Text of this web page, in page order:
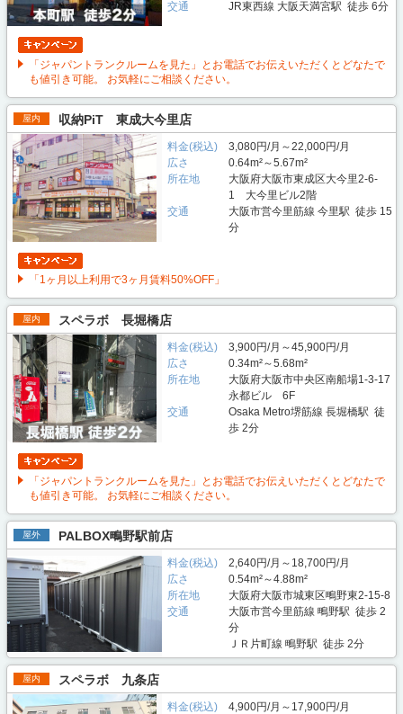
交通
JR東西線 大阪天満宮駅 徒歩 6分
「ジャパントランクルームを見た」とお電話でお伝えいただくとどなたで
も値引き可能。 お気軽にご相談ください。
屋内 収納PiT 東成大今里店
料金(税込)
3,080円/月～22,000円/月
広さ
0.64m²～5.67m²
所在地
大阪府大阪市東成区大今里2-6-
1 大今里ビル2階
交通
大阪市営今里筋線 今里駅 徒歩 15
分
「1ヶ月以上利用で3ヶ月賃料50%OFF」
屋内 スペラボ 長堀橋店
料金(税込)
3,900円/月～45,900円/月
広さ
0.34m²～5.68m²
所在地
大阪府大阪市中央区南船場1-3-17
永都ビル 6F
交通
Osaka Metro堺筋線 長堀橋駅 徒
歩 2分
「ジャパントランクルームを見た」とお電話でお伝えいただくとどなたで
も値引き可能。 お気軽にご相談ください。
屋外 PALBOX鴫野駅前店
料金(税込)
2,640円/月～18,700円/月
広さ
0.54m²～4.88m²
所在地
大阪府大阪市城東区鴫野東2-15-8
交通
大阪市営今里筋線 鴫野駅 徒歩 2
分
ＪＲ片町線 鴫野駅 徒歩 2分
屋内 スペラボ 九条店
料金(税込)
4,900円/月～17,900円/月